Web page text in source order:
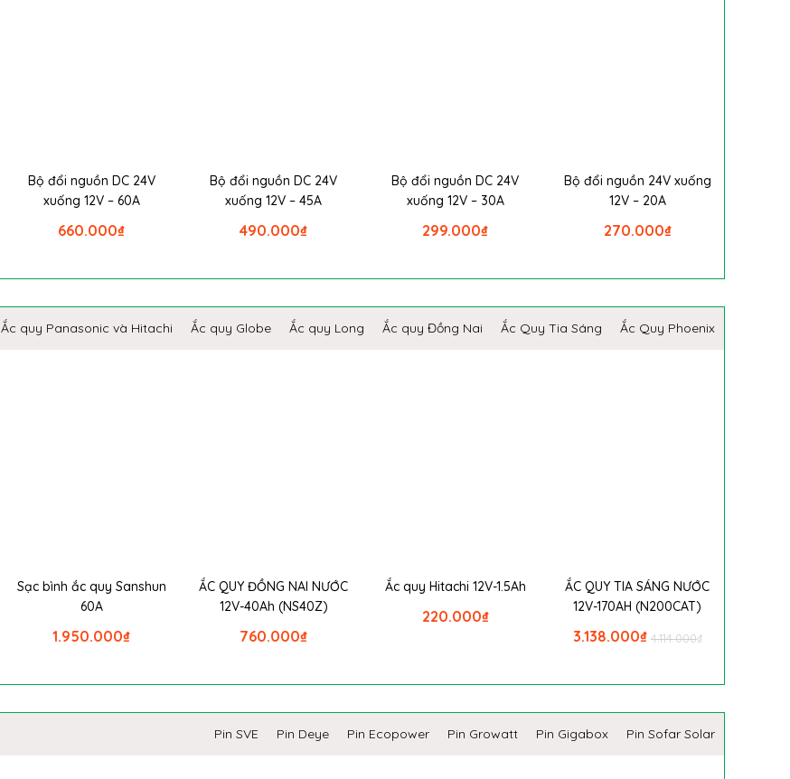
Bộ đổi nguồn DC 24V
xuống 12V – 60A
₫
660.000
Bộ đổi nguồn DC 24V
xuống 12V – 45A
₫
490.000
Bộ đổi nguồn DC 24V
xuống 12V – 30A
₫
299.000
Bộ đổi nguồn 24V xuống
12V – 20A
₫
270.000
Ắc quy Panasonic và Hitachi Ắc quy Globe Ắc quy Long Ắc quy Đồng Nai Ắc Quy Tia Sáng Ắc Quy Phoenix
Sạc bình ắc quy Sanshun
60A
₫
1.950.000
ẮC QUY ĐỒNG NAI NƯỚC
12V-40Ah (NS40Z)
₫
760.000
Ắc quy Hitachi 12V-1.5Ah
₫
220.000
ẮC QUY TIA SÁNG NƯỚC
12V-170AH (N200CAT)
₫
4.114.000
₫
3.138.000
Pin SVE Pin Deye Pin Ecopower Pin Growatt Pin Gigabox Pin Sofar Solar